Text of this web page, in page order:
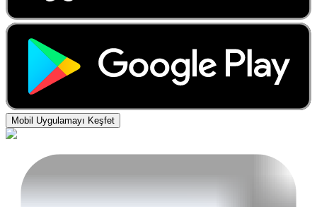
Mobil Uygulamayı Keşfet